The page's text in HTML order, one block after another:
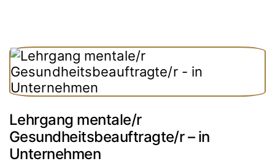
Lehrgang mentale/r
Gesundheitsbeauftragte/r – in
Unternehmen